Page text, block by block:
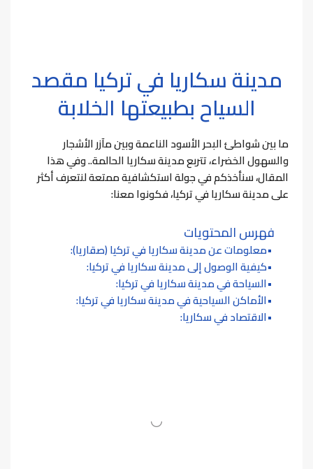
مدينة سكاريا في تركيا مقصد
السياح بطبيعتها الخلابة
ما بين شواطئ البحر الأسود الناعمة وبين مآزر الأشجار
والسهول الخضراء، تتربع مدينة سكاريا الحالمة..وفي هذا
المقال، سنأخذكم في جولة استكشافية ممتعة لنتعرف أكثر
على مدينة سكاريا في تركيا، فكونوا معنا:
فهرس المحتويات
معلومات عن مدينة سكاريا في تركيا (صقاريا):
كيفية الوصول إلى مدينة سكاريا في تركيا:
السياحة في مدينة سكاريا في تركيا:
الأماكن السياحية في مدينة سكاريا في تركيا:
الاقتصاد في سكاريا: